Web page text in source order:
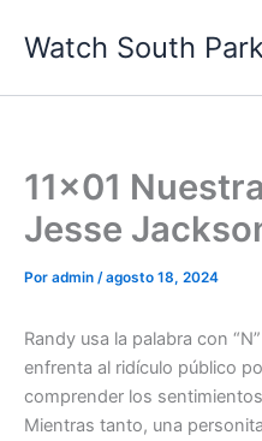
Watch South
11×01
Jesse
Por admin /agosto 18, 2024
Randy usa la palabra con
enfrenta al ridículo público
comprender los
Mientras tanto, una